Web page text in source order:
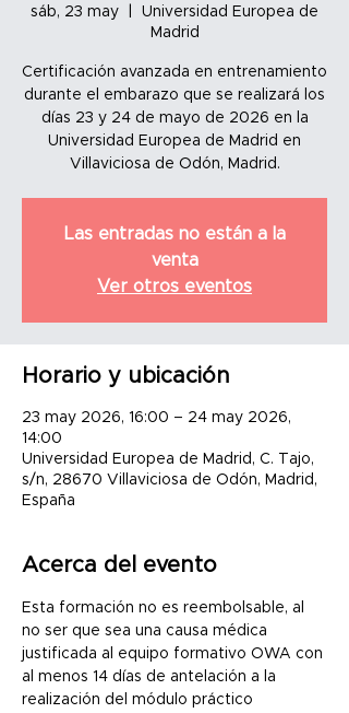
sáb, 23 may
Universidad Europea de
Madrid
Certificación avanzada en entrenamiento
durante el embarazo que se realizará los
días 23 y 24 de mayo de 2026 en la
Universidad Europea de Madrid en
Las entradas no están a la
venta
Ver otros eventos
Horario y ubicación
23 may 2026, 16:00 – 24 may 2026,
14:00
Universidad Europea de Madrid, C. Tajo,
s/n, 28670 Villaviciosa de Odón, Madrid,
España
Acerca del evento
Esta formación no es reembolsable, al
no ser que sea una causa médica
justificada al equipo formativo OWA con
al menos 14 días de antelación a la
realización del módulo práctico